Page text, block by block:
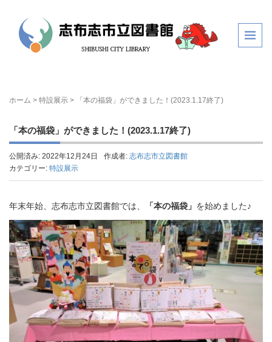
ホーム > 特設展示 > 「本の福袋」ができました！(2023.1.17終了)
「本の福袋」ができました！(2023.1.17終了)
公開済み: 2022年12月24日 作成者: 志布志市立図書館
カテゴリー: 特設展示
年末年始、志布志市立図書館では、 「本の福袋」 を始めました♪